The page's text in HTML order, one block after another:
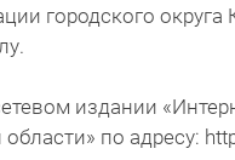
городского округа
издании
по адресу: